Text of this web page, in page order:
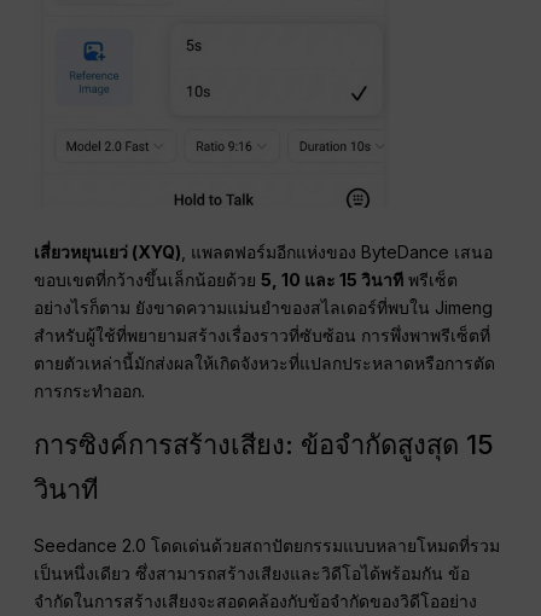
เสี่ยวหยุนเยว่ (XYQ) , แพลตฟอร์มอีกแห่งของ ByteDance เสนอ
ขอบเขตที่กว้างขึ้นเล็กน้อยด้วย5, 10 และ 15 วินาที พรีเซ็ต
อย่างไรก็ตาม ยังขาดความแม่นยำของสไลเดอร์ที่พบใน Jimeng
สำหรับผู้ใช้ที่พยายามสร้างเรื่องราวที่ซับซ้อน การพึ่งพาพรีเซ็ตที่
ตายตัวเหล่านี้มักส่งผลให้เกิดจังหวะที่แปลกประหลาดหรือการตัด
การกระทำออก.
การซิงค์การสร้างเสียง: ข้อจำกัดสูงสุด 15
วินาที
Seedance 2.0 โดดเด่นด้วยสถาปัตยกรรมแบบหลายโหมดที่รวม
เป็นหนึ่งเดียว ซึ่งสามารถสร้างเสียงและวิดีโอได้พร้อมกัน ข้อ
จำกัดในการสร้างเสียงจะสอดคล้องกับข้อจำกัดของวิดีโออย่าง